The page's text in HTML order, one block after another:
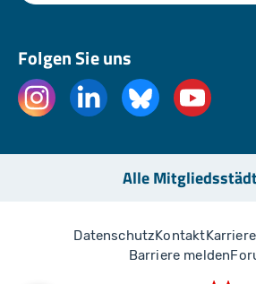
Folgen Sie uns
Alle
DatenschutzKontaktKarriere
Barriere melden